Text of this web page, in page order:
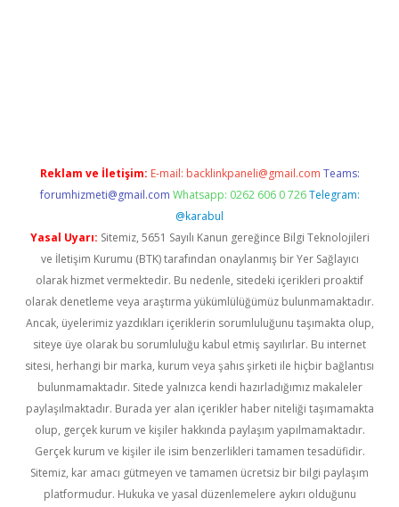
Reklam ve İletişim: E-mail: backlinkpaneli@gmail.com Teams:
forumhizmeti@gmail.com Whatsapp: 0262 606 0 726 Telegram:
@karabul
Yasal Uyarı: Sitemiz, 5651 Sayılı Kanun gereğince Bilgi Teknolojileri
ve İletişim Kurumu (BTK) tarafından onaylanmış bir Yer Sağlayıcı
olarak hizmet vermektedir. Bu nedenle, sitedeki içerikleri proaktif
olarak denetleme veya araştırma yükümlülüğümüz bulunmamaktadır.
Ancak, üyelerimiz yazdıkları içeriklerin sorumluluğunu taşımakta olup,
siteye üye olarak bu sorumluluğu kabul etmiş sayılırlar. Bu internet
sitesi, herhangi bir marka, kurum veya şahıs şirketi ile hiçbir bağlantısı
bulunmamaktadır. Sitede yalnızca kendi hazırladığımız makaleler
paylaşılmaktadır. Burada yer alan içerikler haber niteliği taşımamakta
olup, gerçek kurum ve kişiler hakkında paylaşım yapılmamaktadır.
Gerçek kurum ve kişiler ile isim benzerlikleri tamamen tesadüfidir.
Sitemiz, kar amacı gütmeyen ve tamamen ücretsiz bir bilgi paylaşım
platformudur. Hukuka ve yasal düzenlemelere aykırı olduğunu